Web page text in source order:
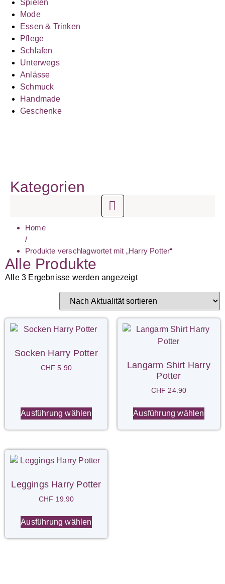
Spielen
Mode
Essen & Trinken
Pflege
Schlafen
Unterwegs
Anlässe
Schmuck
Handmade
Geschenke
Kategorien
Home
/
Produkte verschlagwortet mit „Harry Potter“
Alle Produkte
Alle 3 Ergebnisse werden angezeigt
Socken Harry Potter
CHF 5.90
Ausführung wählen
Langarm Shirt Harry
Potter
CHF 24.90
Ausführung wählen
Leggings Harry Potter
CHF 19.90
Ausführung wählen